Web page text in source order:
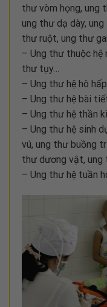
thư vòm họng, ung
ung thư dạ dày,
thư ruột, ung thư
– Ung thư thuộc hệ
thư tụy…
– Ung thư hệ hô
– Ung thư hệ bài
– Ung thư hệ thần
– Ung thư hệ sinh
vú, ung thư buồng
thư dương vật, ung
– Ung thư hệ tuần